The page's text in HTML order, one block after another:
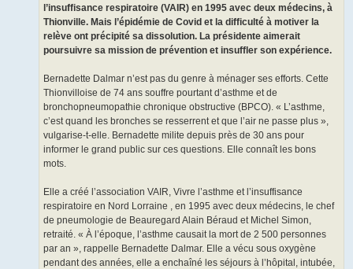
l’insuffisance respiratoire (VAIR) en 1995 avec deux médecins, à
Thionville. Mais l’épidémie de Covid et la difficulté à motiver la
relève ont précipité sa dissolution. La présidente aimerait
poursuivre sa mission de prévention et insuffler son expérience.
Bernadette Dalmar n’est pas du genre à ménager ses efforts. Cette
Thionvilloise de 74 ans souffre pourtant d’asthme et de
bronchopneumopathie chronique obstructive (BPCO). « L’asthme,
c’est quand les bronches se resserrent et que l’air ne passe plus »,
vulgarise-t-elle. Bernadette milite depuis près de 30 ans pour
informer le grand public sur ces questions. Elle connaît les bons
mots.
Elle a créé l’association VAIR, Vivre l’asthme et l’insuffisance
respiratoire en Nord Lorraine , en 1995 avec deux médecins, le chef
de pneumologie de Beauregard Alain Béraud et Michel Simon,
retraité. « À l’époque, l’asthme causait la mort de 2 500 personnes
par an », rappelle Bernadette Dalmar. Elle a vécu sous oxygène
pendant des années, elle a enchaîné les séjours à l’hôpital, intubée,